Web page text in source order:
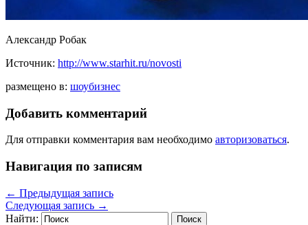
Александр Робак
Источник: http://www.starhit.ru/novosti
размещено в: шоубизнес
Добавить комментарий
Для отправки комментария вам необходимо авторизоваться.
Навигация по записям
← Предыдущая запись
Следующая запись →
Найти: